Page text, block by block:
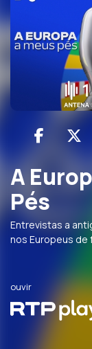
A
Pés
Entrevistas a
nos Europeus de
ouvir